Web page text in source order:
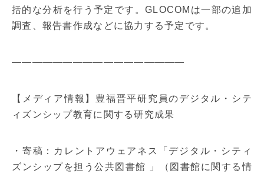
括的な分析を行う予定です。GLOCOMは一部の追加
調査、報告書作成などに協力する予定です。
—————————————————
【メディア情報】豊福晋平研究員のデジタル・シテ
ィズンシップ教育に関する研究成果
・寄稿：カレントアウェアネス「デジタル・シティ
ズンシップを担う公共図書館 」（図書館に関する情